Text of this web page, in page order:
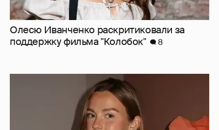
Умерла 26-летняя инфлюенсерша Сидни
Тоул, которую обвиняли в том, что её рак
"ненастоящий"
6